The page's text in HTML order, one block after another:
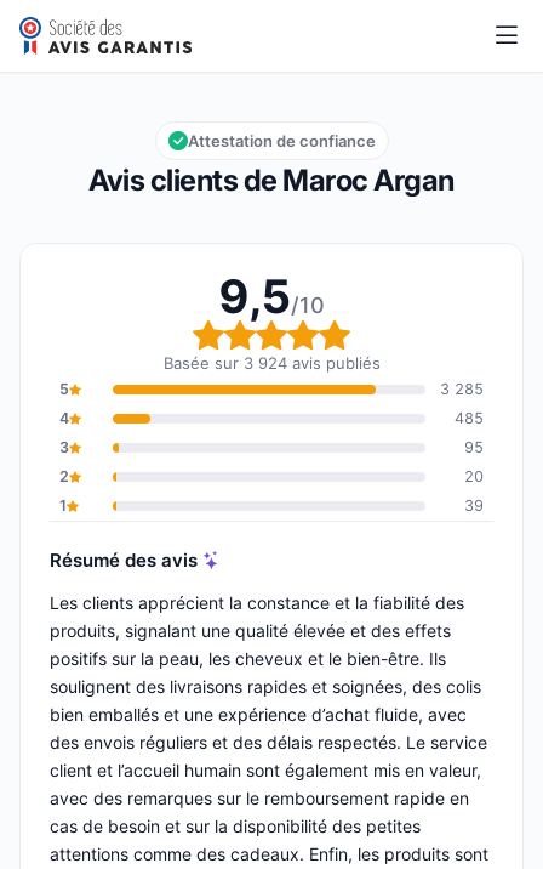
Maroc Argan
Note globale : 9,5 sur 10
9,5/10
Avis clients de Maroc Argan
Attestation de confiance
9,5/10
Note globale : 9,5 sur
Basée sur 3 924 avis publiés
5
3 285
4
485
3
95
2
20
1
39
Résumé des avis
Les clients apprécient la constance et la fiabilité des
produits, signalant une qualité élevée et des effets
positifs sur la peau, les cheveux et le bien-être. Ils
soulignent des livraisons rapides et soignées, des colis
bien emballés et une expérience d’achat fluide, avec
des envois réguliers et des délais respectés. Le service
client et l’accueil humain sont également mis en valeur,
avec des remarques sur le remboursement rapide en
cas de besoin et sur la disponibilité des petites
attentions comme des cadeaux. Enfin, les produits sont